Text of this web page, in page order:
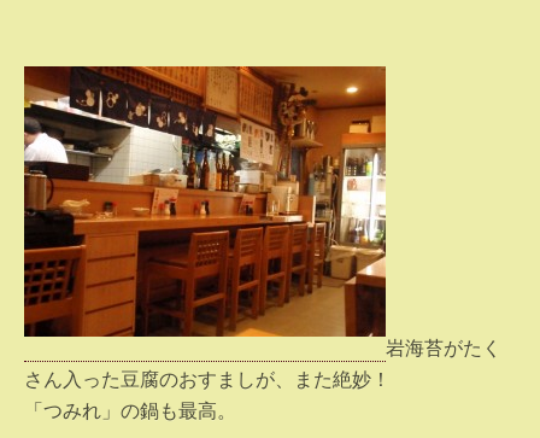
岩海苔がたく
さん入った豆腐のおすましが、また絶妙！
「つみれ」の鍋も最高。